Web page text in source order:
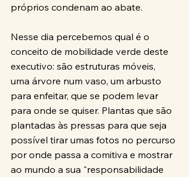
próprios condenam ao abate.
Nesse dia percebemos qual é o
conceito de mobilidade verde deste
executivo: são estruturas móveis,
uma árvore num vaso, um arbusto
para enfeitar, que se podem levar
para onde se quiser. Plantas que são
plantadas às pressas para que seja
possível tirar umas fotos no percurso
por onde passa a comitiva e mostrar
ao mundo a sua "responsabilidade